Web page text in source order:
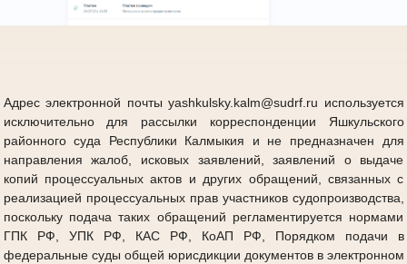
Адрес электронной почты yashkulsky.kalm@sudrf.ru используется
исключительно для рассылки корреспонденции Яшкульского
районного суда Республики Калмыкия и не предназначен для
направления жалоб, исковых заявлений, заявлений о выдаче
копий процессуальных актов и других обращений, связанных с
реализацией процессуальных прав участников судопроизводства,
поскольку подача таких обращений регламентируется нормами
ГПК РФ, УПК РФ, КАС РФ, КоАП РФ, Порядком подачи в
федеральные суды общей юрисдикции документов в электронном